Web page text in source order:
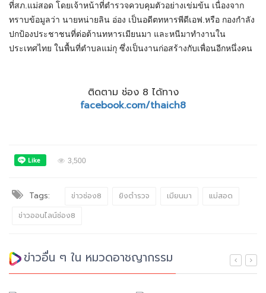
ที่สภ.แม่สอด โดยเจ้าหน้าที่ตำรวจควบคุมตัวอย่างเข่มข้น เนื่องจาก
ทราบข้อมูลว่า นายหน่ายลิน อ่อง เป็นอดีตทหารพีดีเอฟ.หรือ กองกำลัง
ปกป้องประชาชนที่ต่อต้านทหารเมียนมา และหนีมาทำงานใน
ประเทศไทย ในพื้นที่ตำบลแม่กุ ซึ่งเป็นงานก่อสร้างกับเพื่อนอีกหนึ่งคน
ติดตาม ช่อง 8 ได้ทาง
facebook.com/thaich8
3,500
Tags: ข่าวช่อง8 ยิงตำรวจ เมียนมา
แม่สอด
ข่าวออนไลน์ช่อง8
ข่าวอื่น ๆ ใน หมวดอาชญากรรม